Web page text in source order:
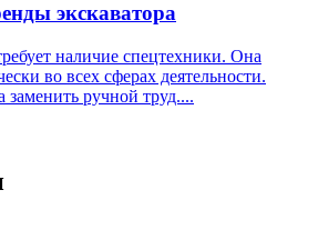
экскаватора
наличие спецтехники. Она
во всех сферах деятельности.
заменить ручной труд....